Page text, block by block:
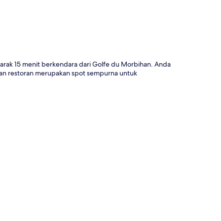
15 menit berkendara dari Golfe du Morbihan. Anda
restoran merupakan spot sempurna untuk